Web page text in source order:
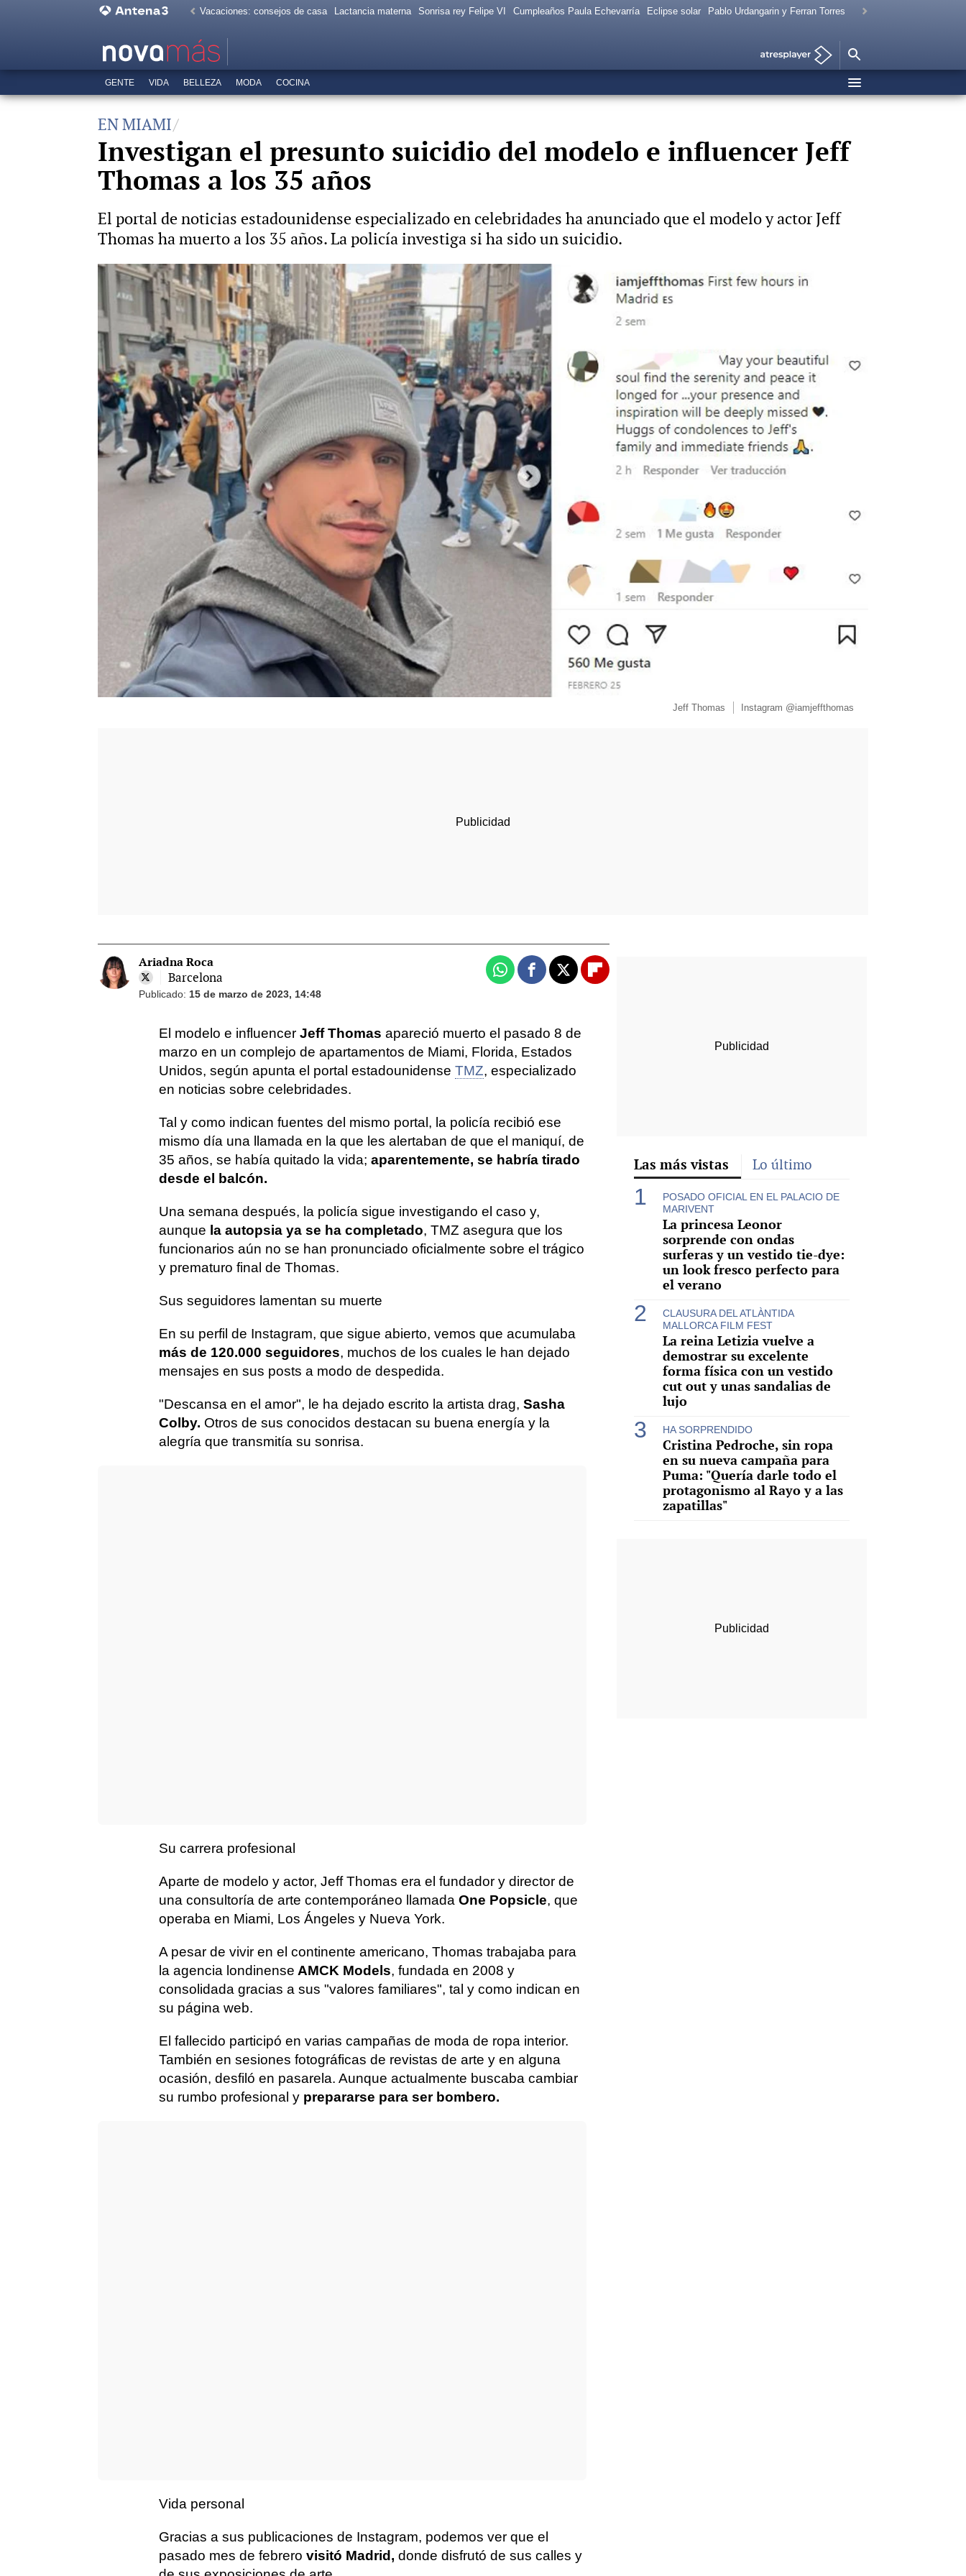
Vacaciones: consejos de casa Lactancia materna Sonrisa rey Felipe VI Cumpleaños Paula Echevarría Eclipse solar Pablo Urdangarin y Ferran Torres
GENTE VIDA BELLEZA MODA COCINA
EN MIAMI
Investigan el presunto suicidio del modelo e influencer Jeff
Thomas a los 35 años
El portal de noticias estadounidense especializado en celebridades ha anunciado que el modelo y actor Jeff
Thomas ha muerto a los 35 años. La policía investiga si ha sido un suicidio.
Jeff Thomas Instagram @iamjeffthomas
Ariadna Roca
Barcelona
Publicado: 15 de marzo de 2023, 14:48
WhatsappFacebook
X Flipboard
El modelo e influencer Jeff Thomas apareció muerto el pasado 8 de
marzo en un complejo de apartamentos de Miami, Florida, Estados
Unidos, según apunta el portal estadounidense TMZ, especializado
en noticias sobre celebridades.
Tal y como indican fuentes del mismo portal, la policía recibió ese
mismo día una llamada en la que les alertaban de que el maniquí, de
35 años, se había quitado la vida; aparentemente, se habría tirado
desde el balcón.
Una semana después, la policía sigue investigando el caso y,
aunque la autopsia ya se ha completado, TMZ asegura que los
funcionarios aún no se han pronunciado oficialmente sobre el trágico
y prematuro final de Thomas.
Sus seguidores lamentan su muerte
En su perfil de Instagram, que sigue abierto, vemos que acumulaba
más de 120.000 seguidores, muchos de los cuales le han dejado
mensajes en sus posts a modo de despedida.
"Descansa en el amor", le ha dejado escrito la artista drag, Sasha
Colby. Otros de sus conocidos destacan su buena energía y la
alegría que transmitía su sonrisa.
Su carrera profesional
Aparte de modelo y actor, Jeff Thomas era el fundador y director de
una consultoría de arte contemporáneo llamada One Popsicle, que
operaba en Miami, Los Ángeles y Nueva York.
A pesar de vivir en el continente americano, Thomas trabajaba para
la agencia londinense AMCK Models, fundada en 2008 y
consolidada gracias a sus "valores familiares", tal y como indican en
su página web.
El fallecido participó en varias campañas de moda de ropa interior.
También en sesiones fotográficas de revistas de arte y en alguna
ocasión, desfiló en pasarela. Aunque actualmente buscaba cambiar
su rumbo profesional y prepararse para ser bombero.
Vida personal
Gracias a sus publicaciones de Instagram, podemos ver que el
pasado mes de febrero visitó Madrid, donde disfrutó de sus calles y
Las más vistas Lo último
POSADO OFICIAL EN EL PALACIO DE
MARIVENT
La princesa Leonor
sorprende con ondas
surferas y un vestido tie-dye:
un look fresco perfecto para
el verano
CLAUSURA DEL ATLÀNTIDA
MALLORCA FILM FEST
La reina Letizia vuelve a
demostrar su excelente
forma física con un vestido
cut out y unas sandalias de
lujo
HA SORPRENDIDO
Cristina Pedroche, sin ropa
en su nueva campaña para
Puma: "Quería darle todo el
protagonismo al Rayo y a las
zapatillas"